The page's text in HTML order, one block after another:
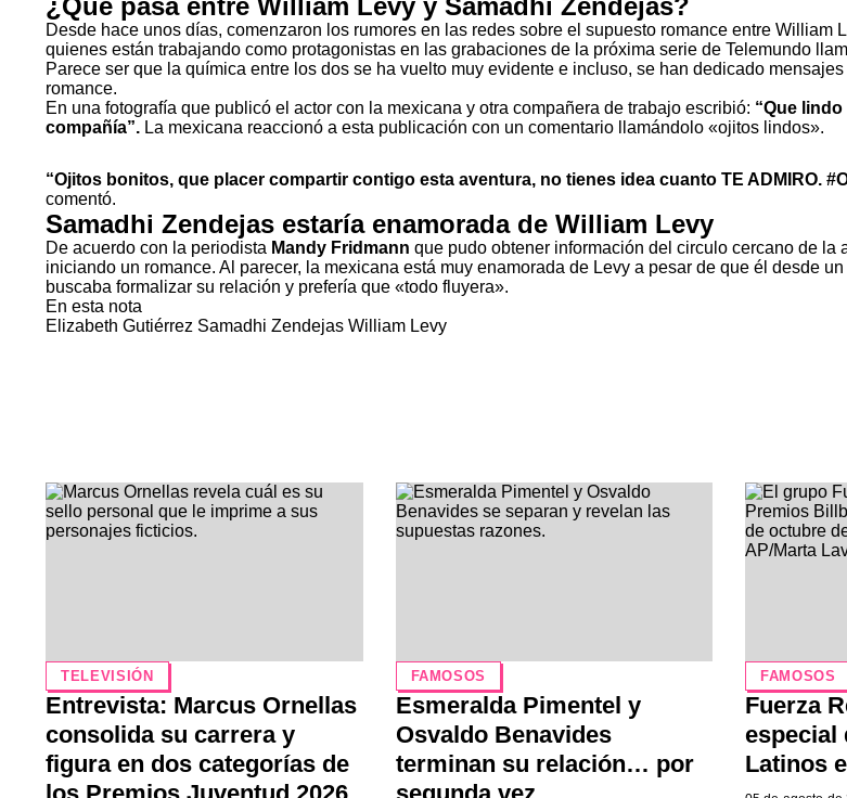
¿Qué pasa entre William Levy y Samadhi Zendejas?
Desde hace unos días, comenzaron los rumores en las redes sobre el supuesto romance entre William
quienes están trabajando como protagonistas en las grabaciones de la próxima serie de Telemundo
Parece ser que la química entre los dos se ha vuelto muy evidente e incluso, se han dedicado
romance.
En una fotografía que publicó el actor con la mexicana y otra compañera de trabajo escribió: “Que
compañía”. La mexicana reaccionó a esta publicación con un comentario llamándolo «ojitos lindos».
“Ojitos bonitos, que placer compartir contigo esta aventura, no tienes idea cuanto TE ADMIRO.
comentó.
Samadhi Zendejas estaría enamorada de William Levy
De acuerdo con la periodista Mandy Fridmann que pudo obtener información del circulo cercano de la
iniciando un romance. Al parecer, la mexicana está muy enamorada de Levy a pesar de que él desde
buscaba formalizar su relación y prefería que «todo fluyera».
En esta nota
Elizabeth Gutiérrez Samadhi Zendejas William Levy
TELEVISIÓN
Entrevista: Marcus Ornellas
consolida su carrera y
figura en dos categorías de
FAMOSOS
Esmeralda Pimentel y
Osvaldo Benavides
terminan su relación… por
FAMOSOS
Fuerza
especial
Latinos